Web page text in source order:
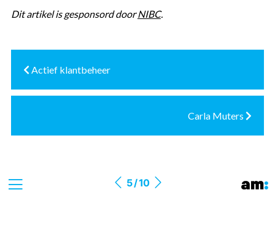
Dit artikel is gesponsord doorNIBC.
Actief klantbeheer
Carla Muters
5 / 10